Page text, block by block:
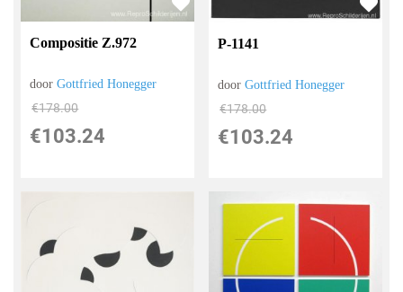
Compositie Z.972
doorGottfried Honegger
€178.00
€103.24
P-1141
doorGottfried Honegger
€178.00
€103.24